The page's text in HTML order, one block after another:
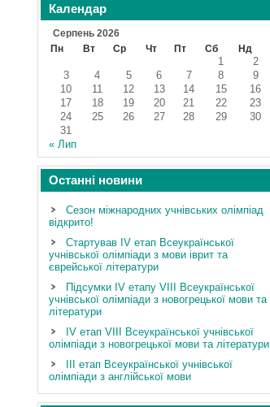
Календар
Серпень 2026
Пн
Вт Ср Чт Пт Сб Нд
1
2
3
4 5 6 7 8
9
10
11 12 13 14 15
16
17
18 19 20 21 22
23
24
25 26 27 28 29
30
31
« Лип
Останні новини
Сезон міжнародних учнівських олімпіад
відкрито!
Стартував ІV етап Всеукраїнської
учнівської олімпіади з мови іврит та
єврейської літератури
Підсумки IV етапу VIII Всеукраїнської
учнівської олімпіади з новогрецької мови та
літератури
ІV етап VIII Всеукраїнської учнівської
олімпіади з новогрецької мови та літератури
III етап Всеукраїнської учнівської
олімпіади з англійської мови